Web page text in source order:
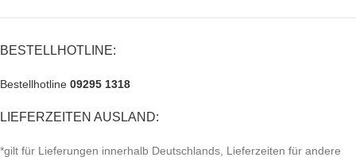
BESTELLHOTLINE:
Bestellhotline 09295 1318
LIEFERZEITEN AUSLAND:
*gilt für Lieferungen innerhalb Deutschlands, Lieferzeiten für andere